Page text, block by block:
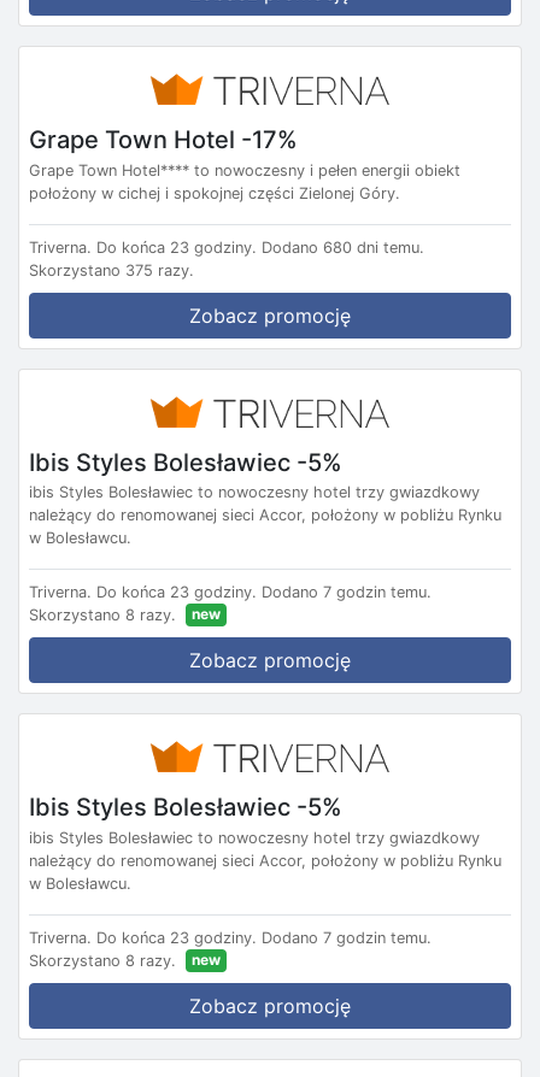
Grape Town Hotel -17%
Grape Town Hotel**** to nowoczesny i pełen energii obiekt
położony w cichej i spokojnej części Zielonej Góry.
Triverna. Do końca 23 godziny. Dodano 680 dni temu.
Skorzystano 375 razy.
Zobacz promocję
Ibis Styles Bolesławiec -5%
ibis Styles Bolesławiec to nowoczesny hotel trzy gwiazdkowy
należący do renomowanej sieci Accor, położony w pobliżu Rynku
w Bolesławcu.
Triverna. Do końca 23 godziny. Dodano 7 godzin temu.
Skorzystano 8 razy.
new
Zobacz promocję
Ibis Styles Bolesławiec -5%
ibis Styles Bolesławiec to nowoczesny hotel trzy gwiazdkowy
należący do renomowanej sieci Accor, położony w pobliżu Rynku
w Bolesławcu.
Triverna. Do końca 23 godziny. Dodano 7 godzin temu.
Skorzystano 8 razy.
new
Zobacz promocję